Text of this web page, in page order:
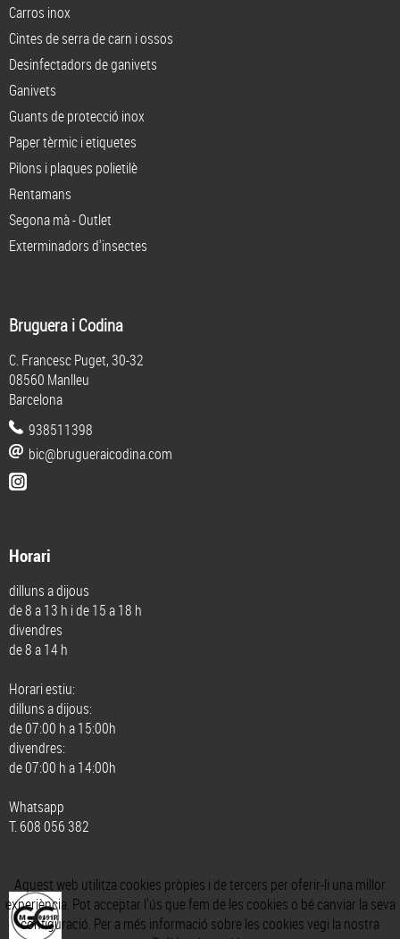
Carros inox
Cintes de serra de carn i ossos
Desinfectadors de ganivets
Ganivets
Guants de protecció inox
Paper tèrmic i etiquetes
Pilons i plaques polietilè
Rentamans
Segona mà - Outlet
Exterminadors d'insectes
Bruguera i Codina
C. Francesc Puget, 30-32
08560 Manlleu
Barcelona
938511398
bic@brugueraicodina.com
Horari
dilluns a dijous
de 8 a 13 h i de 15 a 18 h
divendres
de 8 a 14 h
Horari estiu:
dilluns a dijous:
de 07:00 h a 15:00h
divendres:
de 07:00 h a 14:00h
Whatsapp
T. 608 056 382
Aquest web utilitza cookies pròpies i de tercers per oferir-li una millor
experiència. Pot acceptar l'ús que fem de les cookies o bé canviar la seva
configuració. Per a més informació sobre les cookies vegi la nostra